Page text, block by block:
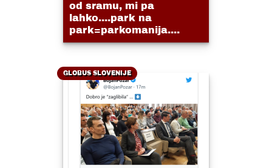
od sramu, mi pa
lahko....park na
park=parkomanija....
GLOBUS SLOVENIJE